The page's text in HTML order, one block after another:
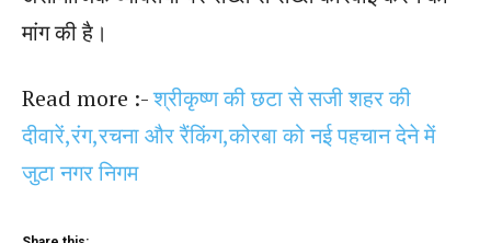
मांग की है।
Read more :-श्रीकृष्ण की छटा से सजी शहर की
दीवारें,रंग,रचना और रैंकिंग,कोरबा को नई पहचान देने में
जुटा नगर निगम